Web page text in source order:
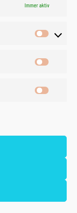
Immer aktiv
Vorlieben